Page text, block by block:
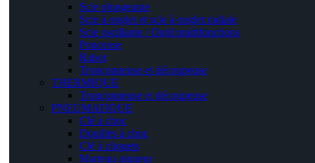
Scie plongeante
Scie à onglet et scie à onglet radiale
Scie oscillante / Outil multifonctions
Ponceuse
Rabot
Tronçonneuse et découpeuse
THERMIQUE
Tronçonneuse et découpeuse
PNEUMATIQUE
Clé à choc
Douilles à choc
Clé à cliquets
Marteau piqueur